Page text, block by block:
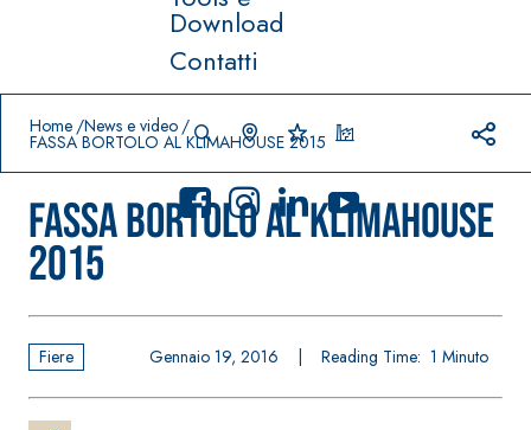
Download
Contatti
Home News e video
FASSA BORTOLO AL KLIMAHOUSE 2015
FASSA BORTOLO AL KLIMAHOUSE
2015
Fiere Gennaio 19, 2016 Reading Time: 1 Minuto
Prodotti in primo piano
Sistema POSA
RIVESTIMENTI
Sistema
UR